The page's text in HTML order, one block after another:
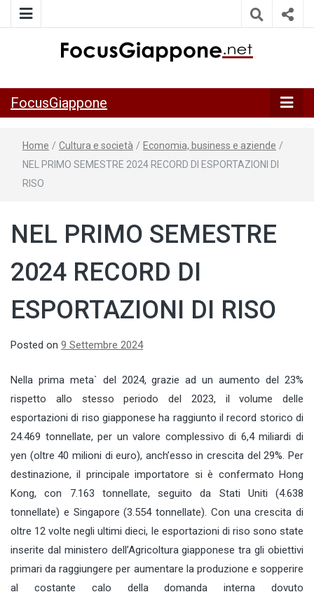
della Japan Italy Economic Federation
FocusGiappone
Home / Cultura e società / Economia, business e aziende /
NEL PRIMO SEMESTRE 2024 RECORD DI ESPORTAZIONI DI
RISO
NEL PRIMO SEMESTRE
2024 RECORD DI
ESPORTAZIONI DI RISO
Posted on 9 Settembre 2024
Nella prima meta` del 2024, grazie ad un aumento del 23%
rispetto allo stesso periodo del 2023, il volume delle
esportazioni di riso giapponese ha raggiunto il record storico di
24.469 tonnellate, per un valore complessivo di 6,4 miliardi di
yen (oltre 40 milioni di euro), anch’esso in crescita del 29%. Per
destinazione, il principale importatore si è confermato Hong
Kong, con 7.163 tonnellate, seguito da Stati Uniti (4.638
tonnellate) e Singapore (3.554 tonnellate). Con una crescita di
oltre 12 volte negli ultimi dieci, le esportazioni di riso sono state
inserite dal ministero dell’Agricoltura giapponese tra gli obiettivi
primari da raggiungere per aumentare la produzione e sopperire
al costante calo della domanda interna dovuto